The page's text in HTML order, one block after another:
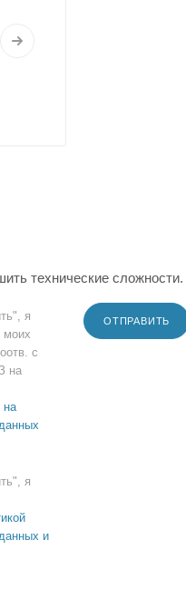
технические сложности.
я
моих
с
на
на
я
и
ОТПРАВИТЬ